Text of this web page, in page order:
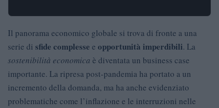
Il panorama economico globale si trova di fronte a una
serie di sfide complesse e opportunità imperdibili. La
sostenibilità economica è diventata un business case
importante. La ripresa post-pandemia ha portato a un
incremento della domanda, ma ha anche evidenziato
problematiche come l’inflazione e le interruzioni nelle